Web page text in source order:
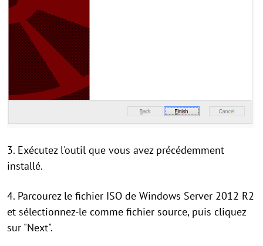
3. Exécutez l'outil que vous avez précédemment
installé.
4. Parcourez le fichier ISO de Windows Server 2012 R2
et sélectionnez-le comme fichier source, puis cliquez
sur "Next".